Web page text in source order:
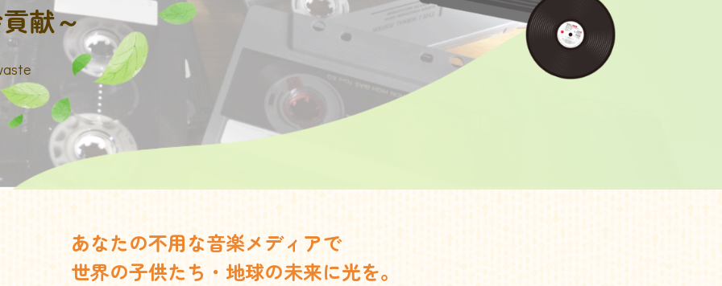
献～
あなたの不用な音楽メディアで
世界の子供たち・地球の未来に光を。